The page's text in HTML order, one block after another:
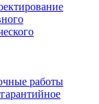
работы